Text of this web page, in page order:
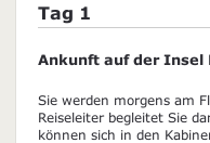
Tag 1
Ankunft auf der Insel
Sie werden morgens am
Reiseleiter begleitet Sie
können sich in den